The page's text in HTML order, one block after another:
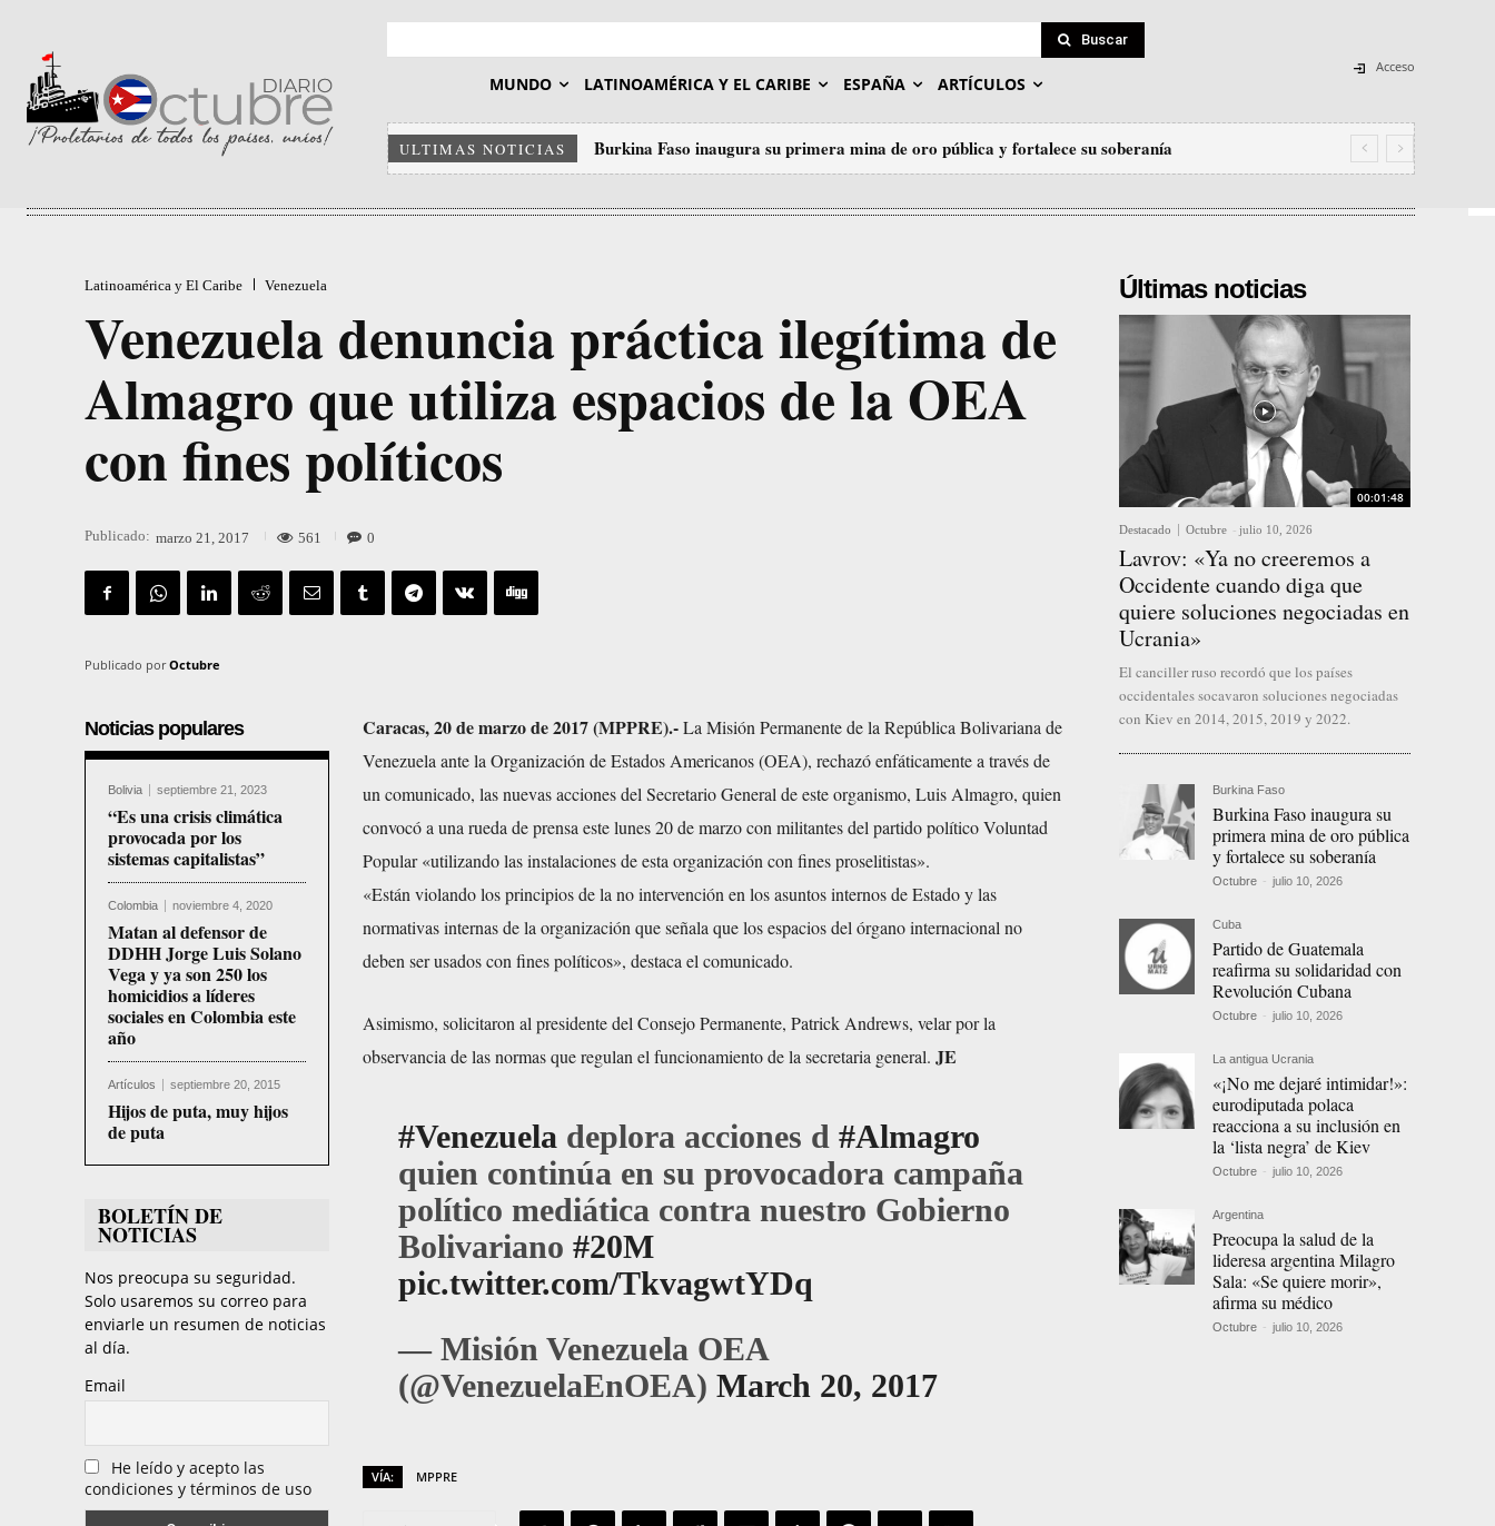
Buscar
MUNDO LATINOAMÉRICA Y EL CARIBE ESPAÑA ARTÍCULOS
Acceso
ULTIMAS NOTICIAS Burkina Faso inaugura su primera mina de oro pública y fortalece su soberanía
Latinoamérica y El Caribe Venezuela
Venezuela denuncia práctica ilegítima de
Almagro que utiliza espacios de la OEA
con fines políticos
Publicado: marzo 21, 2017 561 0
Publicado por Octubre
Noticias populares
Bolivia septiembre 21, 2023
“Es una crisis climática
provocada por los
sistemas capitalistas”
Colombia noviembre 4, 2020
Matan al defensor de
DDHH Jorge Luis Solano
Vega y ya son 250 los
homicidios a líderes
sociales en Colombia este
año
Artículos septiembre 20, 2015
Hijos de puta, muy hijos
de puta
BOLETÍN DE
NOTICIAS
Nos preocupa su seguridad.
Solo usaremos su correo para
enviarle un resumen de noticias
al día.
Email
He leído y acepto las
condiciones y términos de uso
Caracas, 20 de marzo de 2017 (MPPRE).-La Misión Permanente de la República Bolivariana de
Venezuela ante la Organización de Estados Americanos (OEA), rechazó enfáticamente a través de
un comunicado, las nuevas acciones del Secretario General de este organismo, Luis Almagro, quien
convocó a una rueda de prensa este lunes 20 de marzo con militantes del partido político Voluntad
Popular «utilizando las instalaciones de esta organización con fines proselitistas».
«Están violando los principios de la no intervención en los asuntos internos de Estado y las
normativas internas de la organización que señala que los espacios del órgano internacional no
deben ser usados con fines políticos», destaca el comunicado.
Asimismo, solicitaron al presidente del Consejo Permanente, Patrick Andrews, velar por la
observancia de las normas que regulan el funcionamiento de la secretaria general. JE
#Venezuela deplora acciones d #Almagro
quien continúa en su provocadora campaña
político mediática contra nuestro Gobierno
Bolivariano #20M
pic.twitter.com/TkvagwtYDq
— Misión Venezuela OEA
(@VenezuelaEnOEA) March 20, 2017
VÍA: MPPRE
Últimas noticias
00:01:48
Destacado Octubre - julio 10, 2026
Lavrov: «Ya no creeremos a
Occidente cuando diga que
quiere soluciones negociadas en
Ucrania»
El canciller ruso recordó que los países
occidentales socavaron soluciones negociadas
con Kiev en 2014, 2015, 2019 y 2022.
Burkina Faso
Burkina Faso inaugura su
primera mina de oro pública
y fortalece su soberanía
Octubre - julio 10, 2026
Cuba
Partido de Guatemala
reafirma su solidaridad con
Revolución Cubana
Octubre - julio 10, 2026
La antigua Ucrania
«¡No me dejaré intimidar!»:
eurodiputada polaca
reacciona a su inclusión en
la ‘lista negra’ de Kiev
Octubre - julio 10, 2026
Argentina
Preocupa la salud de la
lideresa argentina Milagro
Sala: «Se quiere morir»,
afirma su médico
Octubre - julio 10, 2026